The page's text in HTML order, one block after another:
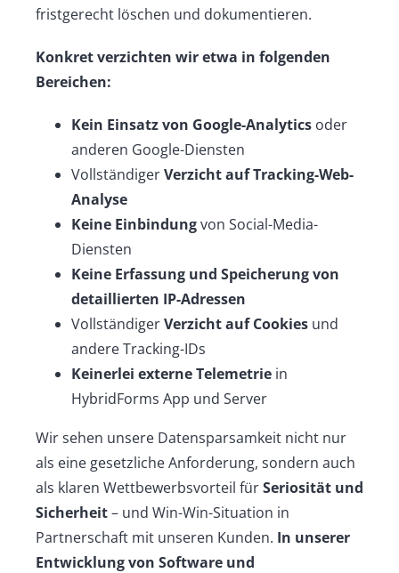
fristgerecht löschen und dokumentieren.
Konkret verzichten wir etwa in folgenden
Bereichen:
Kein Einsatz von Google-Analyticsoder
anderen Google-Diensten
VollständigerVerzicht auf Tracking-Web-
Analyse
Keine Einbindungvon Social-Media-
Diensten
Keine Erfassung und Speicherung von
detaillierten IP-Adressen
VollständigerVerzicht auf Cookiesund
andere Tracking-IDs
Keinerlei externe Telemetriein
HybridForms App und Server
Wir sehen unsere Datensparsamkeit nicht nur
als eine gesetzliche Anforderung, sondern auch
als klaren Wettbewerbsvorteil fürSeriosität und
Sicherheit– und Win-Win-Situation in
Partnerschaft mit unseren Kunden. In unserer
Entwicklung von Software und